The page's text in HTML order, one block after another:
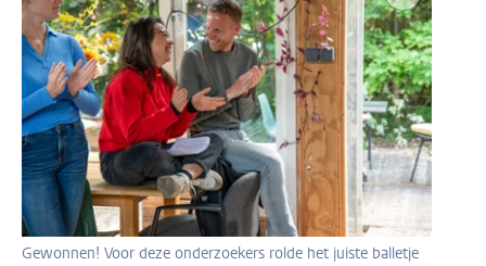
Gewonnen! Voor deze onderzoekers rolde het juiste balletje